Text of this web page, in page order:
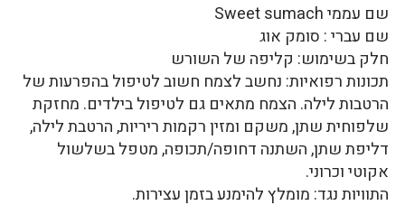
שם עממי Sweet sumach
שם עברי : סומק אוג
חלק בשימוש: קליפה של השורש
תכונות רפואיות: נחשב לצמח חשוב לטיפול בהפרעות של
הרטבות לילה. הצמח מתאים גם לטיפול בילדים. מחזקת
שלפוחית שתן, משקם ומזין רקמות ריריות, הרטבת לילה,
דליפת שתן, השתנה דחופה/תכופה, מטפל בשלשול
אקוטי וכרוני.
התוויות נגד: מומלץ להימנע בזמן עצירות.